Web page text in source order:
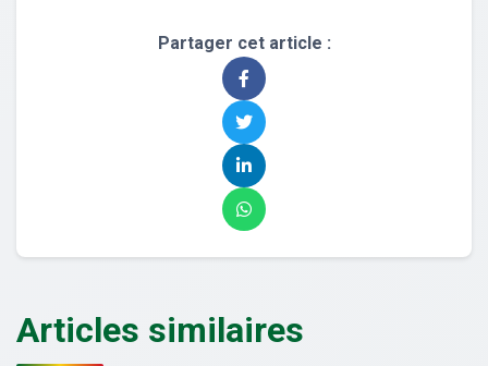
Partager cet article :
Articles similaires